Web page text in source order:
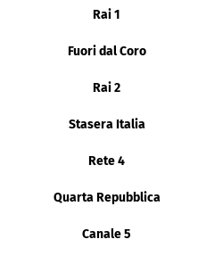
Rai 1
Fuori dal Coro
Rai 2
Stasera Italia
Rete 4
Quarta Repubblica
Canale 5